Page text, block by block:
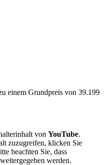
einem Grundpreis von 39.199
von YouTube.
zuzugreifen, klicken Sie
beachten Sie, dass
werden.